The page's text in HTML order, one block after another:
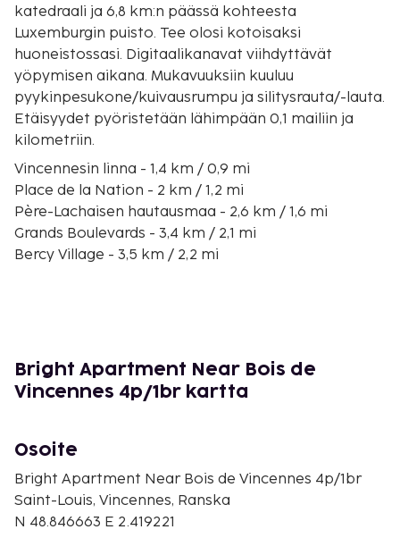
katedraali ja 6,8 km:n päässä kohteesta
Luxemburgin puisto. Tee olosi kotoisaksi
huoneistossasi. Digitaalikanavat viihdyttävät
yöpymisen aikana. Mukavuuksiin kuuluu
pyykinpesukone/kuivausrumpu ja silitysrauta/-lauta.
Etäisyydet pyöristetään lähimpään 0,1 mailiin ja
kilometriin.
Vincennesin linna - 1,4 km / 0,9 mi
Place de la Nation - 2 km / 1,2 mi
Père-Lachaisen hautausmaa - 2,6 km / 1,6 mi
Grands Boulevards - 3,4 km / 2,1 mi
Bercy Village - 3,5 km / 2,2 mi
Place des Vosges (aukio) - 4,4 km / 2,8 mi
Parc de Belleville (puisto) - 4,5 km / 2,8 mi
Seine - 4,5 km / 2,8 mi
Île Saint-Louis - 4,9 km / 3,1 mi
Parc des Buttes Chaumont (puisto) - 4,9 km / 3,1 mi
Lähimmät lentokentät ovat:
Orlyn lentokenttä (ORY) - 18,4 km / 11,4 mi
Bright Apartment Near Bois de
Vincennes 4p/1br kartta
Osoite
Bright Apartment Near Bois de Vincennes 4p/1br
Saint-Louis, Vincennes, Ranska
N 48.846663 E 2.419221